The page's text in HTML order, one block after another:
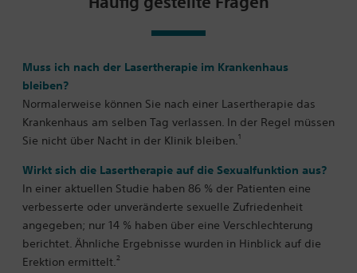
Muss ich nach der Lasertherapie im Krankenhaus
bleiben?
Normalerweise können Sie nach einer Lasertherapie das
Krankenhaus am selben Tag verlassen. In der Regel müssen
Sie nicht über Nacht in der Klinik bleiben.1
Wirkt sich die Lasertherapie auf die Sexualfunktion aus?
In einer aktuellen Studie haben 86 % der Patienten eine
verbesserte oder unveränderte sexuelle Zufriedenheit
angegeben; nur 14 % haben über eine Verschlechterung
berichtet. Ähnliche Ergebnisse wurden in Hinblick auf die
Erektion ermittelt.2